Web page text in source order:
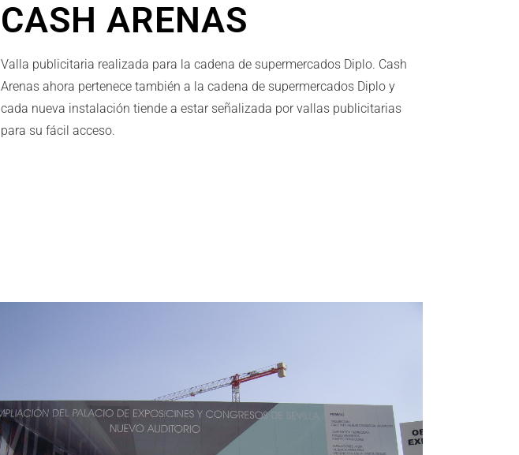
CASH ARENAS
Valla publicitaria realizada para la cadena de supermercados Diplo. Cash
Arenas ahora pertenece también a la cadena de supermercados Diplo y
cada nueva instalación tiende a estar señalizada por vallas publicitarias
para su fácil acceso.